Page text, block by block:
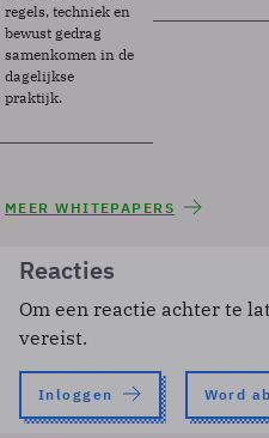
regels, techniek en
bewust gedrag
samenkomen in de
dagelijkse
praktijk.
MEER WHITEPAPERS
Reacties
Om een reactie achter te
vereist.
Inloggen Word